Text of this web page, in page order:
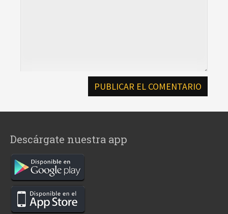
Descárgate nuestra app